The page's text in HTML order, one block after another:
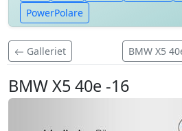
PowerPolare
Galleriet BMW X5
BMW X5 40e -16